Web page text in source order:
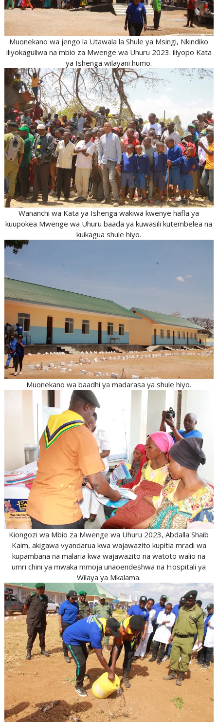
Muonekano wa jengo la Utawala la Shule ya Msingi, Nkindiko
iliyokaguliwa na mbio za Mwenge wa Uhuru 2023. iliyopo Kata
ya Ishenga wilayani humo.
Wananchi wa Kata ya Ishenga wakiwa kwenye hafla ya
kuupokea Mwenge wa Uhuru baada ya kuwasili kutembelea na
kuikagua shule hiyo.
Muonekano wa baadhi ya madarasa ya shule hiyo.
Kiongozi wa Mbio za Mwenge wa Uhuru 2023, Abdalla Shaib
Kaim, akigawa vyandarua kwa wajawazito kupitia mradi wa
kupambana na malaria kwa wajawazito na watoto walio na
umri chini ya mwaka mmoja unaoendeshwa na Hospitali ya
Wilaya ya Mkalama.